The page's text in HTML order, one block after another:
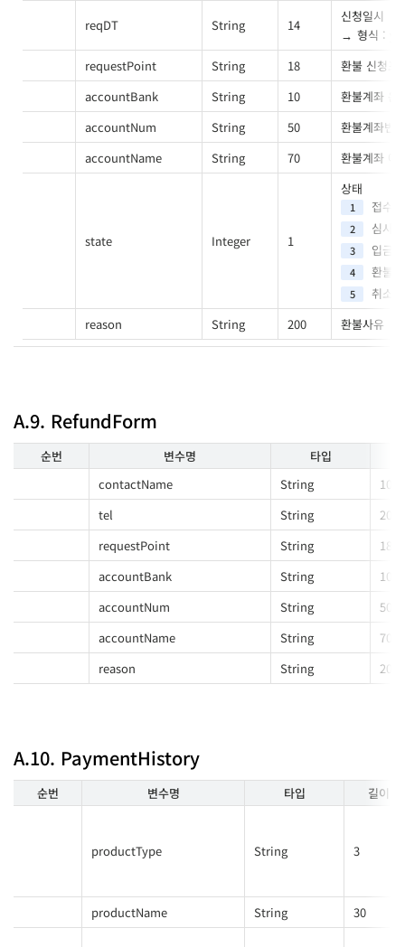
reqDT String 14
신청일시
형식 :
requestPoint
String 18
환불 신청포
accountBank
String 10
환불계좌 은
accountNum
String 50
환불계좌번호
accountName
String 70 환불계좌 예
state Integer 1
상태
1 접수
2 심사중
3 입금
4 환불
5
취소
reason
String 200 환불사유
A.9. RefundForm
순번 변수명 타입
contactName
String
100
tel
String
20
requestPoint
String
18
accountBank
String
10
accountNum
String
50
accountName
String
70
reason
String 200
A.10. PaymentHistory
순번 변수명 타입 길이
productType String 3
productName String 30